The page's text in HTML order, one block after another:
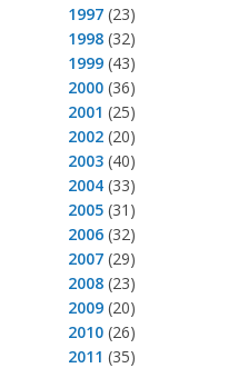
1997 (23)
1998 (32)
1999 (43)
2000 (36)
2001 (25)
2002 (20)
2003 (40)
2004 (33)
2005 (31)
2006 (32)
2007 (29)
2008 (23)
2009 (20)
2010 (26)
2011 (35)